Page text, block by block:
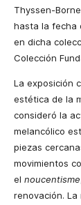
Thyssen-
hasta la fecha
en dicha
Colección
La exposición
estética de la
consideró la
melancólico
piezas
movimientos
el noucentisme
renovación.